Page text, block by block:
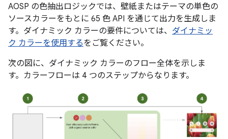
AOSP の色抽出ロジックでは、壁紙またはテーマの単色の
ソースカラーをもとに 65 色 API を通じて出力を生成しま
す。ダイナミック カラーの要件については、 ダイナミッ
ク カラーを使用するをご覧ください。
次の図に、ダイナミック カラーのフロー全体を示しま
す。カラーフローは 4 つのステップからなります。